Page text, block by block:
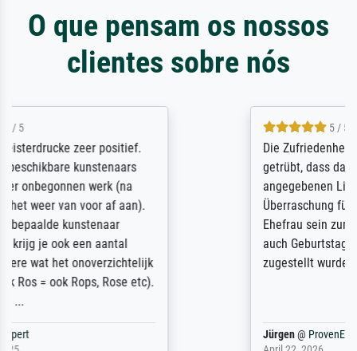
O que pensam os nossos
clientes sobre nós
Die Zufriedenheit ist auch nicht dadurch
getrübt, dass das Bild entgegen einer
angegebenen Lieferanschrift (sollte eine
Überraschung für die normannische
Ehefrau sein zum Hochzeits- gleichzeitig
auch Geburtstag sein) doch nach zu Hause
zugestellt wurde.